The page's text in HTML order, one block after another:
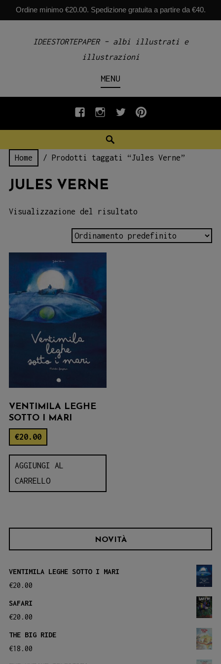
Ordine minimo €20.00. Spedizione gratuita a partire da €40.
IDEESTORTEPAPER – albi illustrati e
illustrazioni
MENU
fb INSTAGRAM
twiterpinterest
Home / Prodotti taggati “Jules Verne”
JULES VERNE
Visualizzazione del risultato
VENTIMILA LEGHE
SOTTO I MARI
€20.00
AGGIUNGI AL
CARRELLO
NOVITÀ
VENTIMILA LEGHE SOTTO I MARI
€20.00
SAFARI
€20.00
THE BIG RIDE
€18.00